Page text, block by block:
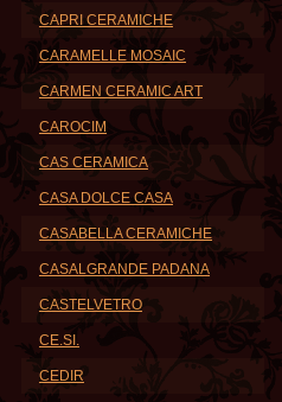
CAPRI CERAMICHE
CARAMELLE MOSAIC
CARMEN CERAMIC ART
CAROCIM
CAS CERAMICA
CASA DOLCE CASA
CASABELLA CERAMICHE
CASALGRANDE PADANA
CASTELVETRO
CE.SI.
CEDIR